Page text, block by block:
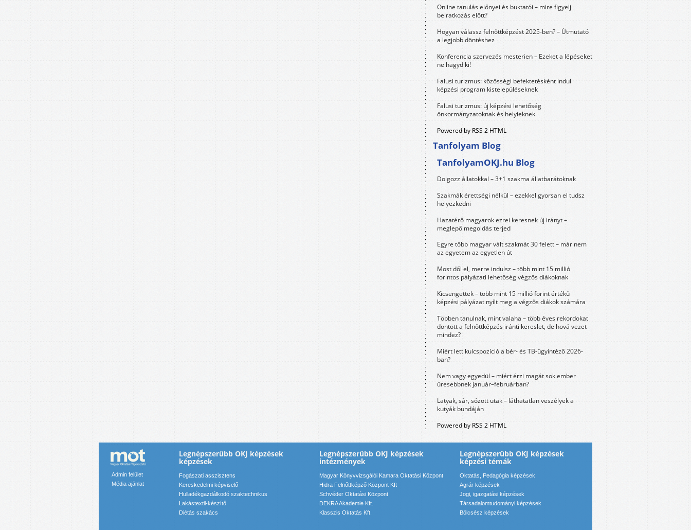
Online tanulás előnyei és buktatói – mire figyelj
beiratkozás előtt?
Hogyan válassz felnőttképzést 2025-ben? – Útmutató
a legjobb döntéshez
Konferencia szervezés mesterien – Ezeket a lépéseket
ne hagyd ki!
Falusi turizmus: közösségi befektetésként indul
képzési program kistelepüléseknek
Falusi turizmus: új képzési lehetőség
önkormányzatoknak és helyieknek
Powered by RSS 2 HTML
Tanfolyam Blog
TanfolyamOKJ.hu Blog
Dolgozz állatokkal – 3+1 szakma állatbarátoknak
Szakmák érettségi nélkül – ezekkel gyorsan el tudsz
helyezkedni
Hazatérő magyarok ezrei keresnek új irányt –
meglepő megoldás terjed
Egyre több magyar vált szakmát 30 felett – már nem
az egyetem az egyetlen út
Most dől el, merre indulsz – több mint 15 millió
forintos pályázati lehetőség végzős diákoknak
Kicsengettek – több mint 15 millió forint értékű
képzési pályázat nyílt meg a végzős diákok számára
Többen tanulnak, mint valaha – több éves rekordokat
döntött a felnőttképzés iránti kereslet, de hová vezet
mindez?
Miért lett kulcspozíció a bér- és TB-ügyintéző 2026-
ban?
Nem vagy egyedül – miért érzi magát sok ember
üresebbnek január–februárban?
Latyak, sár, sózott utak – láthatatlan veszélyek a
kutyák bundáján
Powered by RSS 2 HTML
Admin felület
Média ajánlat
Legnépszerűbb OKJ képzések
képzések
Fogászati asszisztens
Kereskedelmi képviselő
Hulladékgazdálkodó szaktechnikus
Lakástextil-készítő
Diétás szakács
Legnépszerűbb OKJ képzések
intézmények
Magyar Könyvvizsgálói Kamara Oktatási Központ
Hidra Felnőttképző Központ Kft
Schvéder Oktatási Központ
DEKRA Akademie Kft.
Klasszis Oktatás Kft.
Legnépszerűbb OKJ képzések
képzési témák
Oktatás, Pedagógia képzések
Agrár képzések
Jogi, igazgatási képzések
Társadalomtudományi képzések
Bölcsész képzések